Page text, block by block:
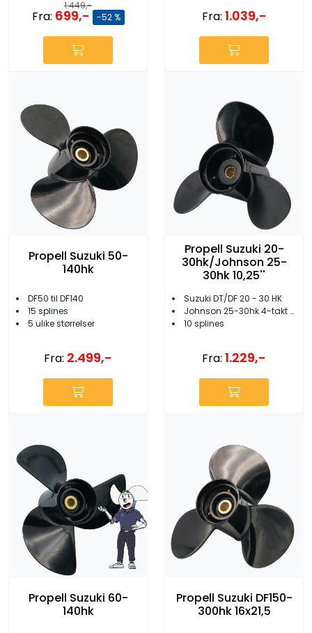
1.449,-
Fra: 699,- -52 % Fra: 1.039,-
Propell Suzuki 50-
140hk
DF50 til DF140
15 splines
5 ulike størrelser
Fra: 2.499,-
Propell Suzuki 20-
30hk/Johnson 25-
30hk 10,25''
Suzuki DT/DF 20 - 30 HK
Johnson 25-30hk 4-takt 2004-2007
10 splines
Fra: 1.229,-
Propell Suzuki 60-
140hk
Propell Suzuki DF150-
300hk 16x21,5